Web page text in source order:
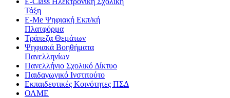
Τάξη
E-Me Ψηφιακή Εκπ/κή
Πλατφόρμα
Τράπεζα Θεμάτων
Ψηφιακά Βοηθήματα
Πανελληνίων
Πανελλήνιο Σχολικό Δίκτυο
Παιδαγωγικό Ινστιτούτο
Εκπαιδευτικές Κοινότητες ΠΣΔ
ΟΛΜΕ